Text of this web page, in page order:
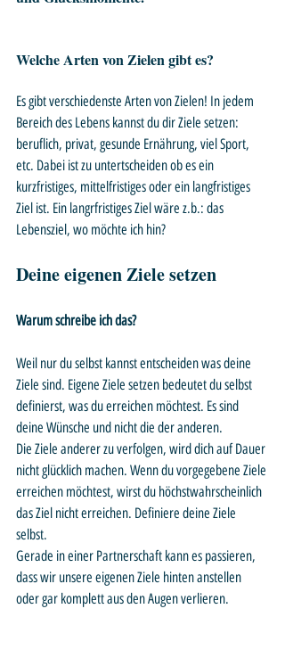
Welche Arten von Zielen gibt es?
Es gibt verschiedenste Arten von Zielen! In jedem
Bereich des Lebens kannst du dir Ziele setzen:
beruflich, privat, gesunde Ernährung, viel Sport,
etc. Dabei ist zu untertscheiden ob es ein
kurzfristiges, mittelfristiges oder ein langfristiges
Ziel ist. Ein langrfristiges Ziel wäre z.b.: das
Lebensziel, wo möchte ich hin?
Deine eigenen Ziele setzen
Warum schreibe ich das?
Weil nur du selbst kannst entscheiden was deine
Ziele sind. Eigene Ziele setzen bedeutet du selbst
definierst, was du erreichen möchtest. Es sind
deine Wünsche und nicht die der anderen.
Die Ziele anderer zu verfolgen, wird dich auf Dauer
nicht glücklich machen. Wenn du vorgegebene Ziele
erreichen möchtest, wirst du höchstwahrscheinlich
das Ziel nicht erreichen. Definiere deine Ziele
selbst.
Gerade in einer Partnerschaft kann es passieren,
dass wir unsere eigenen Ziele hinten anstellen
oder gar komplett aus den Augen verlieren.